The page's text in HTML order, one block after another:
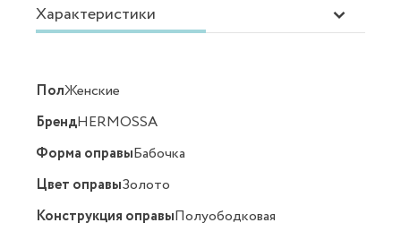
Характеристики
ПолЖенские
БрендHERMOSSA
Форма оправыБабочка
Цвет оправыЗолото
Конструкция оправыПолуободковая